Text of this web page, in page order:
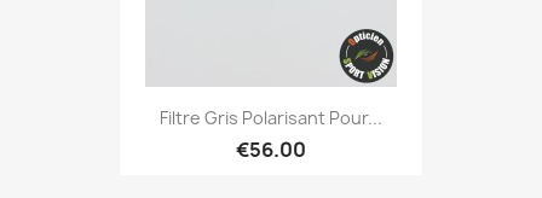
Filtre Gris Polarisant Pour...
€56.00